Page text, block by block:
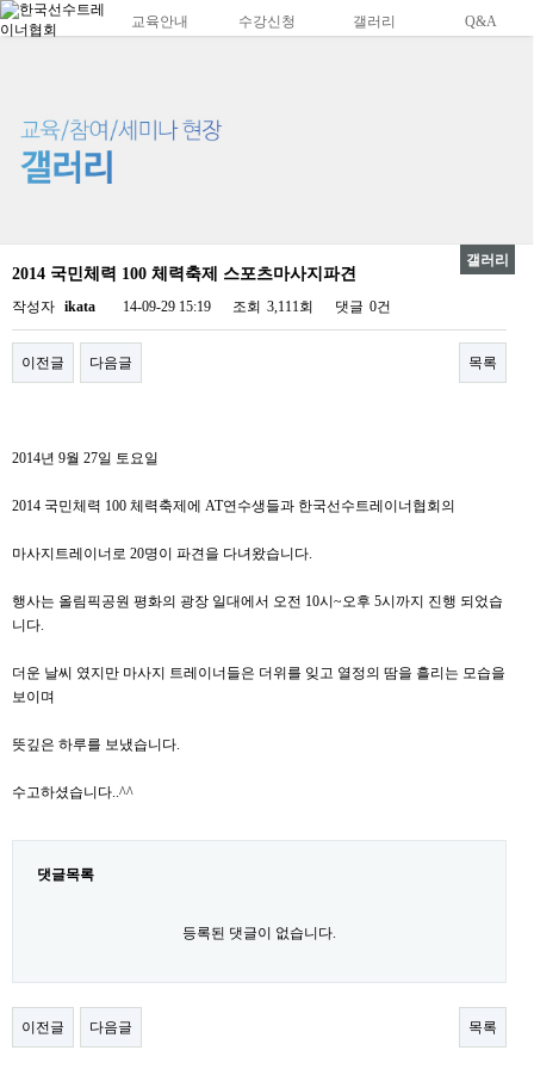
교육안내 수강신청 갤러리 Q&A
갤러리
2014 국민체력 100 체력축제 스포츠마사지파견
작성자 ikata 14-09-29 15:19 조회 3,111회 댓글 0건
이전글 다음글 목록
2014년 9월 27일 토요일
2014 국민체력 100 체력축제에 AT연수생들과 한국선수트레이너협회의
마사지트레이너로 20명이 파견을 다녀왔습니다.
행사는 올림픽공원 평화의 광장 일대에서 오전 10시~오후 5시까지 진행 되었습
니다.
더운 날씨 였지만 마사지 트레이너들은 더위를 잊고 열정의 땀을 흘리는 모습을
보이며
뜻깊은 하루를 보냈습니다.
수고하셨습니다..^^
댓글목록
등록된 댓글이 없습니다.
이전글 다음글 목록